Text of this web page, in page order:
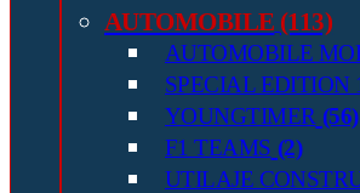
AUTOMOBILE (113)
AUTOMOBILE
SPECIAL EDITION
YOUNGTIMER (56)
F1 TEAMS (2)
UTILAJE